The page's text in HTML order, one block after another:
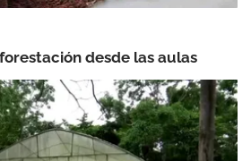
desde las aulas